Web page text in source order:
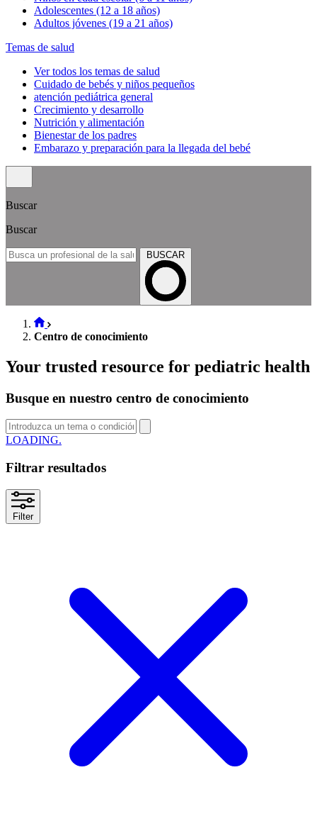
Adolescentes (12 a 18 años)
Adultos jóvenes (19 a 21 años)
Temas de salud
Ver todos los temas de salud
Cuidado de bebés y niños pequeños
atención pediátrica general
Crecimiento y desarrollo
Nutrición y alimentación
Bienestar de los padres
Embarazo y preparación para la llegada del bebé
Buscar
Buscar
BUSCAR
Centro de conocimiento
Your trusted resource for pediatric health
Busque en nuestro centro de conocimiento
SEARCH
Filtrar resultados
Filter